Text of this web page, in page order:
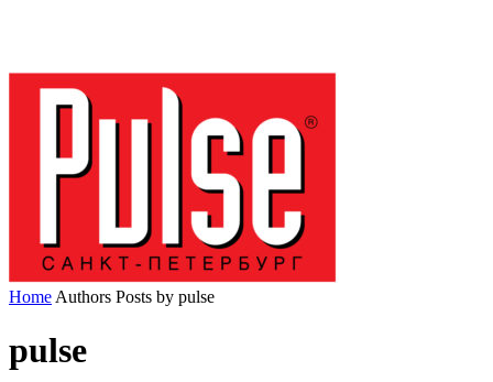
Home Authors Posts by pulse
pulse